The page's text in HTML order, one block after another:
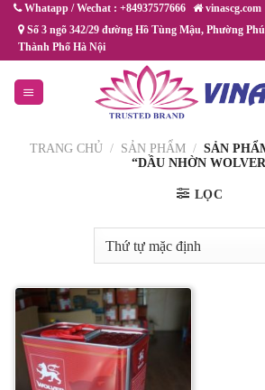
ChuyểnWhatapp / Wechat : +84937577666
vinascg.com
Số 3 ngõ 342/29 đường Hồ Tùng Mậu, Phường
Thành Phố Hà Nội
TRANG CHỦ / SẢN PHẨM / SẢN
“DẦU NHỜN
LỌC